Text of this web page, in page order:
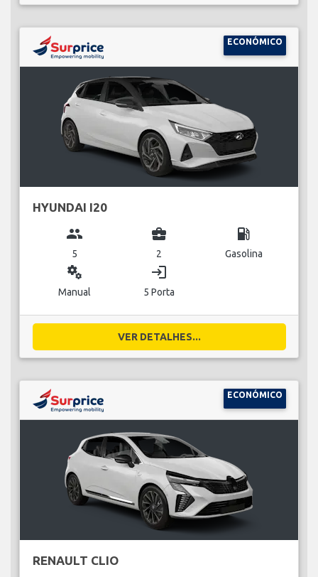
ECONÓMICO
HYUNDAI I20
group
5
business_center
2
local_gas_station
Gasolina
miscellaneous_services
Manual
login
5 Porta
VER DETALHES...
ECONÓMICO
RENAULT CLIO